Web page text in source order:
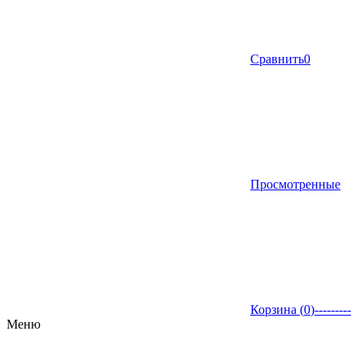
Сравнить0
Просмотренные
Корзина (0)---------
Меню